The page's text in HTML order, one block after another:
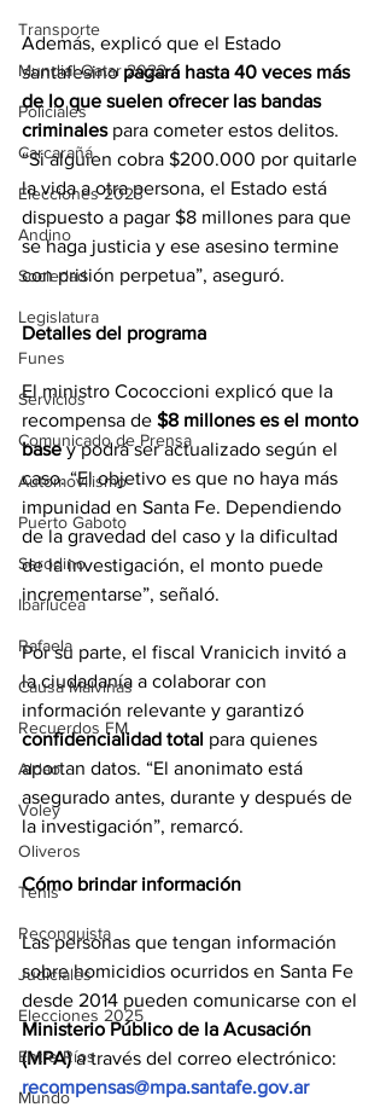
Transporte
Mundial Qatar 2022
Policiales
Carcarañá
Elecciones 2023
Andino
Sociedad
Legislatura
Funes
Servicios
Comunicado de Prensa
Automovilismo
Puerto Gaboto
Serodino
Ibarlucea
Rafaela
Causa Malvinas
Recuerdos FM
Aldao
Voley
Oliveros
Tenis
Reconquista
Judiciales
Elecciones 2025
Entre Ríos
Mundo
Además, explicó que el Estado
santafesino pagará hasta 40 veces más
de lo que suelen ofrecer las bandas
criminales para cometer estos delitos.
“Si alguien cobra $200.000 por quitarle
la vida a otra persona, el Estado está
dispuesto a pagar $8 millones para que
se haga justicia y ese asesino termine
con prisión perpetua”, aseguró.
Detalles del programa
El ministro Cococcioni explicó que la
recompensa de $8 millones es el monto
base y podrá ser actualizado según el
caso. “El objetivo es que no haya más
impunidad en Santa Fe. Dependiendo
de la gravedad del caso y la dificultad
de la investigación, el monto puede
incrementarse”, señaló.
Por su parte, el fiscal Vranicich invitó a
la ciudadanía a colaborar con
información relevante y garantizó
confidencialidad total para quienes
aportan datos. “El anonimato está
asegurado antes, durante y después de
la investigación”, remarcó.
Cómo brindar información
Las personas que tengan información
sobre homicidios ocurridos en Santa Fe
desde 2014 pueden comunicarse con el
Ministerio Público de la Acusación
(MPA) a través del correo electrónico:
recompensas@mpa.santafe.gov.ar